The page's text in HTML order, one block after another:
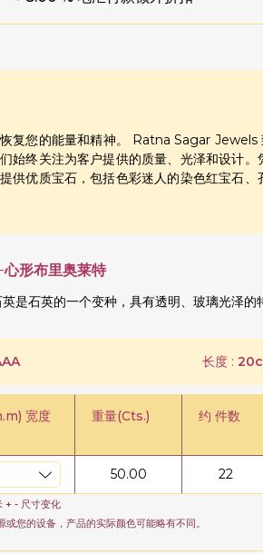
复您的能量和精神。 Ratna Sagar
始终关注为客户提供的质量、光泽和设计
供优质宝石，包括色彩迷人的染色红宝石
形布里奥莱特
是石英的一个变种，具有透明、玻璃光泽的
长度 :
宽度
重量(Cts.) 约 件数
50.00 22
+ - 尺寸变化
或您的设备，产品的实际颜色可能略有不同。